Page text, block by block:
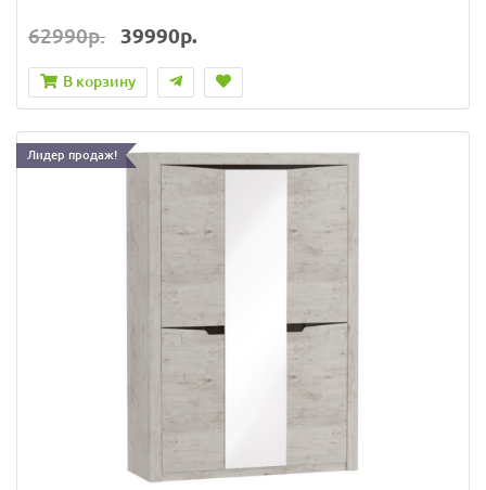
62990р. 39990р.
В корзину
Лидер продаж!